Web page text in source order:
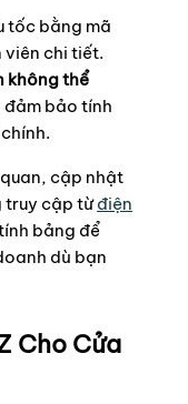
tốc bằng mã
viên chi tiết.
không thể
đảm bảo tính
cập nhật
truy cập từđiện
bảng để
dù bạn
Cho Cửa